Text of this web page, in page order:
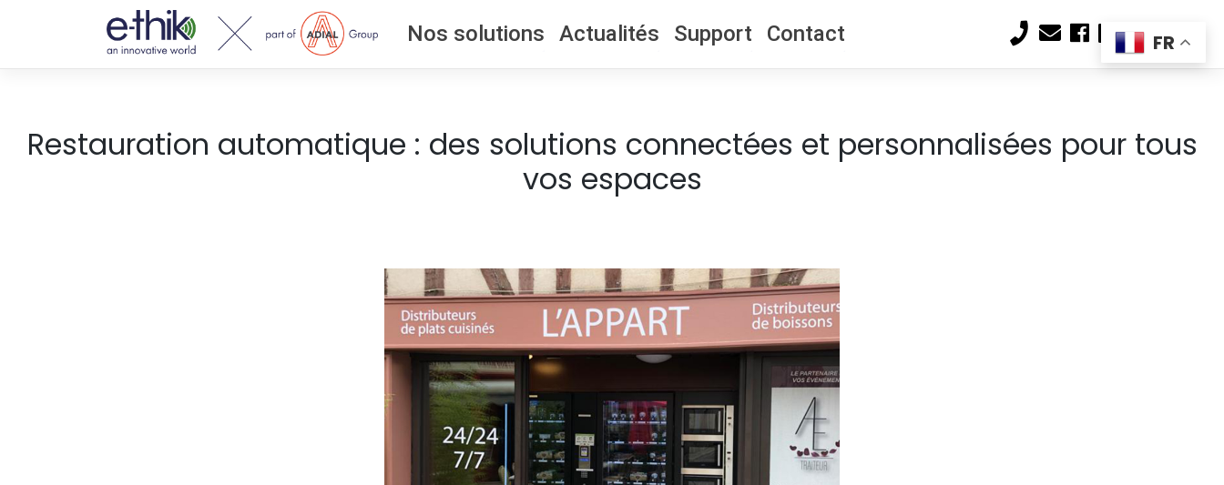
Nos solutions Actualités Support Contact
Restauration automatique : des solutions connectées et personnalisées pour tous
vos espaces
FR